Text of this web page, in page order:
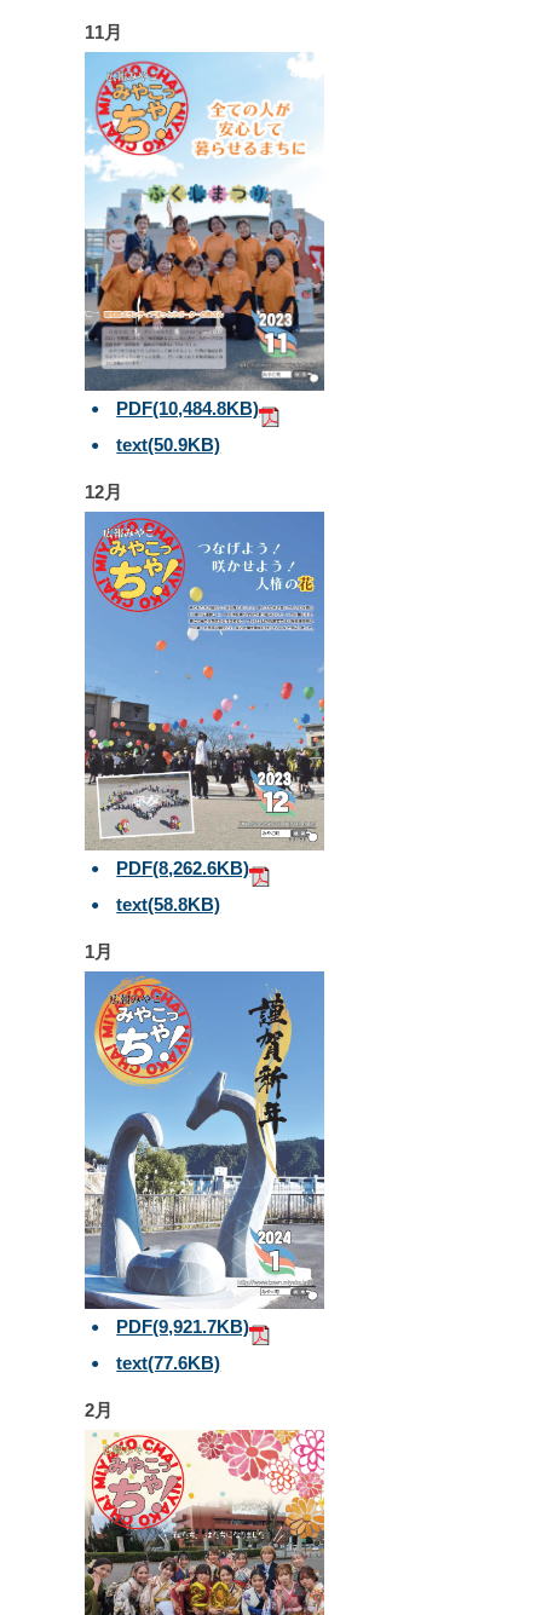
11月
PDF(10,484.8KB)
text(50.9KB)
12月
PDF(8,262.6KB)
text(58.8KB)
1月
PDF(9,921.7KB)
text(77.6KB)
2月